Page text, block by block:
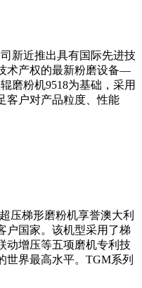
新近推出具有国际先进技
术产权的最新粉磨设备—
磨粉机9518为基础，采用
客户对产品粒度、性能
压梯形磨粉机享誉澳大利
户国家。该机型采用了梯
动增压等五项磨机专利技
世界最高水平。TGM系列